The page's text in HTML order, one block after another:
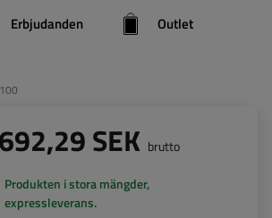
Erbjudanden Outlet
SEK brutto
Produkten i stora mängder,
expressleverans